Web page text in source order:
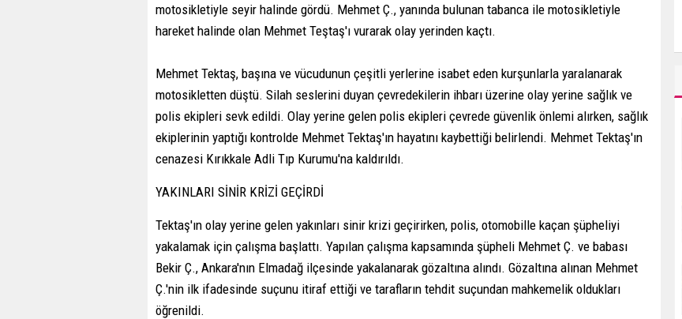
motosikletiyle seyir halinde gördü. Mehmet Ç., yanında bulunan tabanca ile motosikletiyle
hareket halinde olan Mehmet Teştaş'ı vurarak olay yerinden kaçtı.
Mehmet Tektaş, başına ve vücudunun çeşitli yerlerine isabet eden kurşunlarla yaralanarak
motosikletten düştü. Silah seslerini duyan çevredekilerin ihbarı üzerine olay yerine sağlık ve
polis ekipleri sevk edildi. Olay yerine gelen polis ekipleri çevrede güvenlik önlemi alırken, sağlık
ekiplerinin yaptığı kontrolde Mehmet Tektaş'ın hayatını kaybettiği belirlendi. Mehmet Tektaş'ın
cenazesi Kırıkkale Adli Tıp Kurumu'na kaldırıldı.
YAKINLARI SİNİR KRİZİ GEÇİRDİ
Tektaş'ın olay yerine gelen yakınları sinir krizi geçirirken, polis, otomobille kaçan şüpheliyi
yakalamak için çalışma başlattı. Yapılan çalışma kapsamında şüpheli Mehmet Ç. ve babası
Bekir Ç., Ankara'nın Elmadağ ilçesinde yakalanarak gözaltına alındı. Gözaltına alınan Mehmet
Ç.'nin ilk ifadesinde suçunu itiraf ettiği ve tarafların tehdit suçundan mahkemelik oldukları
öğrenildi.